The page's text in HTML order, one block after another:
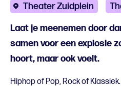
Theater Zuidplein
Laat je meenemen door
samen voor een explosie
hoort, maar ook voelt.
Hiphop of Pop, Rock of